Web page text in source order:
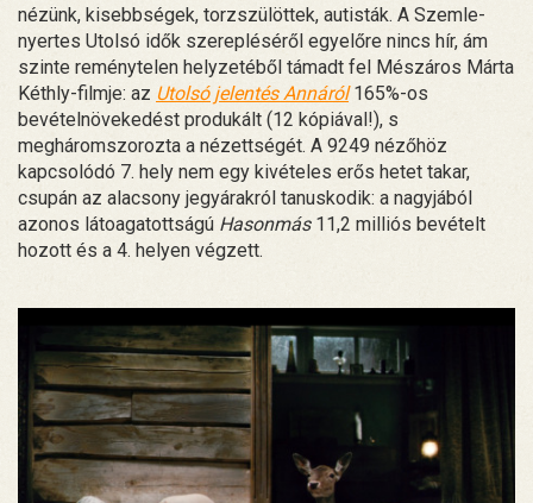
nézünk, kisebbségek, torzszülöttek, autisták. A Szemle-
nyertes Utolsó idők szerepléséről egyelőre nincs hír, ám
szinte reménytelen helyzetéből támadt fel Mészáros Márta
Kéthly-filmje: az Utolsó jelentés Annáról165%-os
bevételnövekedést produkált (12 kópiával!), s
megháromszorozta a nézettségét. A 9249 nézőhöz
kapcsolódó 7. hely nem egy kivételes erős hetet takar,
csupán az alacsony jegyárakról tanuskodik: a nagyjából
azonos látoagatottságú Hasonmás11,2 milliós bevételt
hozott és a 4. helyen végzett.